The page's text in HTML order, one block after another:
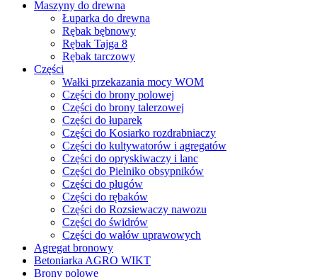
Maszyny do drewna
Łuparka do drewna
Rębak bębnowy
Rębak Tajga 8
Rębak tarczowy
Części
Wałki przekazania mocy WOM
Części do brony polowej
Części do brony talerzowej
Części do łuparek
Części do Kosiarko rozdrabniaczy
Części do kultywatorów i agregatów
Części do opryskiwaczy i lanc
Części do Pielniko obsypników
Części do pługów
Części do rębaków
Części do Rozsiewaczy nawozu
Części do świdrów
Części do wałów uprawowych
Agregat bronowy
Betoniarka AGRO WIKT
Brony polowe